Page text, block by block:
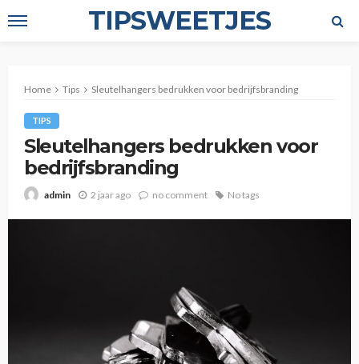
TIPSWEETJES
Home Tips Sleutelhangers bedrukken voor bedrijfsbranding
TIPS
Sleutelhangers bedrukken voor
bedrijfsbranding
admin 2 jaar ago no comment No tags